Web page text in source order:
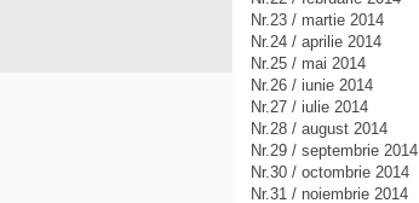
Nr.23 / martie 2014
Nr.24 / aprilie 2014
Nr.25 / mai 2014
Nr.26 / iunie 2014
Nr.27 / iulie 2014
Nr.28 / august 2014
Nr.29 / septembrie 2014
Nr.30 / octombrie 2014
Nr.31 / noiembrie 2014